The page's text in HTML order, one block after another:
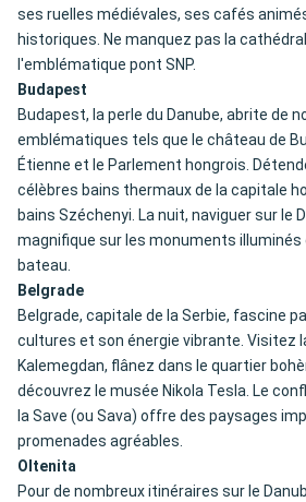
ses ruelles médiévales, ses cafés
historiques. Ne manquez pas la
l'emblématique pont SNP.
Budapest
Budapest, la perle du Danube, abrite de
emblématiques tels que le château de
Étienne et le Parlement hongrois.
célèbres bains thermaux de la capitale
bains Széchenyi. La nuit, naviguer sur le
magnifique sur les monuments illuminés
bateau.
Belgrade
Belgrade, capitale de la Serbie, fascine
cultures et son énergie vibrante. Visitez
Kalemegdan, flânez dans le quartier
découvrez le musée Nikola Tesla. Le
la Save (ou Sava) offre des paysages
promenades agréables.
Oltenita
Pour de nombreux itinéraires sur le